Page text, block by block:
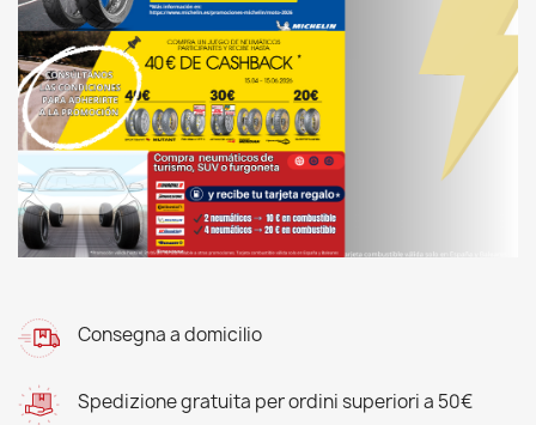
Consegna a domicilio
Spedizione gratuita per ordini superiori a 50€